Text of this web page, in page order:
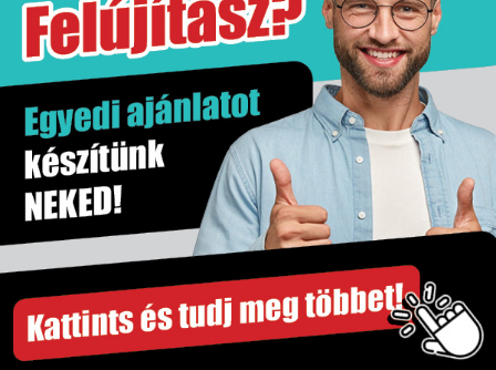
Fagyálló Igen
Gyártó Stn
Fém hatás
Kiszerelés 1.42 m2
Mennyiségi egység m2
600×600 mm
Tipus Padlólap
Szakértő segítség